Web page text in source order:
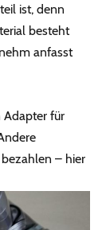
ist, denn
besteht
anfasst
Adapter für
– hier